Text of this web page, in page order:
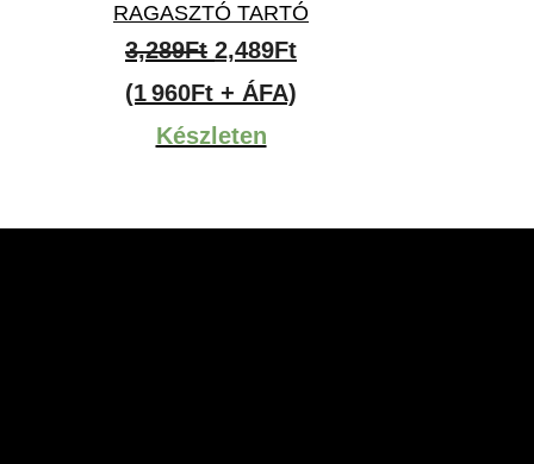
RAGASZTÓ TARTÓ
3,289Ft Original
price
was:
2,489FtCurrent
(1 960Ft + ÁFA)
Készleten